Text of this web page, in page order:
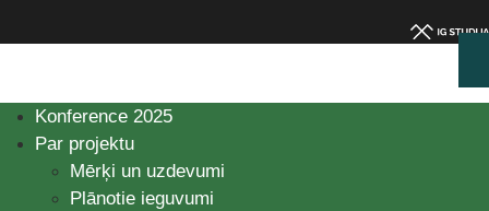
Konference 2025
Par projektu
Mērķi un uzdevumi
Plānotie ieguvumi